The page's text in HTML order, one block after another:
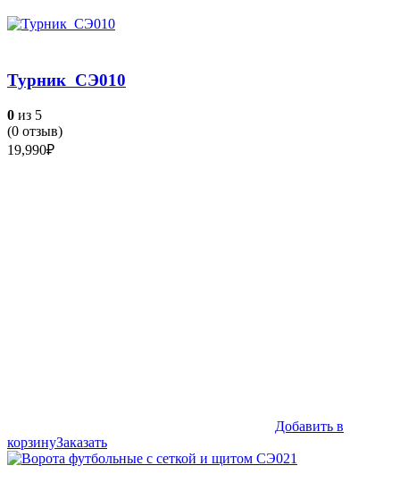
Турник СЭ010
0 из 5
(0 отзыв)
19,990₽
Добавить в
корзинуЗаказать